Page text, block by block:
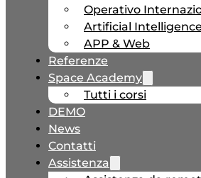
Operativo
Artificial Intelligence
APP & Web
Referenze
Space Academy
Tutti i corsi
DEMO
News
Contatti
Assistenza